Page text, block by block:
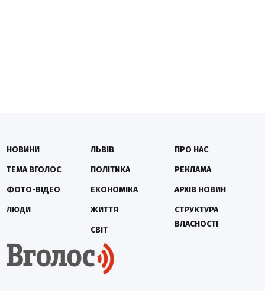
НОВИНИ
ТЕМА ВГОЛОС
ФОТО-ВІДЕО
ЛЮДИ
ЛЬВІВ
ПОЛІТИКА
ЕКОНОМІКА
ЖИТТЯ
СВІТ
ПРО НАС
РЕКЛАМА
АРХІВ НОВИН
СТРУКТУРА
ВЛАСНОСТІ